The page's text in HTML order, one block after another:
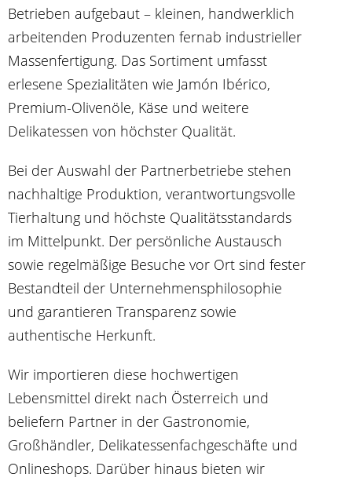
Betrieben aufgebaut – kleinen, handwerklich
arbeitenden Produzenten fernab industrieller
Massenfertigung. Das Sortiment umfasst
erlesene Spezialitäten wie Jamón Ibérico,
Premium-Olivenöle, Käse und weitere
Delikatessen von höchster Qualität.
Bei der Auswahl der Partnerbetriebe stehen
nachhaltige Produktion, verantwortungsvolle
Tierhaltung und höchste Qualitätsstandards
im Mittelpunkt. Der persönliche Austausch
sowie regelmäßige Besuche vor Ort sind fester
Bestandteil der Unternehmensphilosophie
und garantieren Transparenz sowie
authentische Herkunft.
Wir importieren diese hochwertigen
Lebensmittel direkt nach Österreich und
beliefern Partner in der Gastronomie,
Großhändler, Delikatessenfachgeschäfte und
Onlineshops. Darüber hinaus bieten wir